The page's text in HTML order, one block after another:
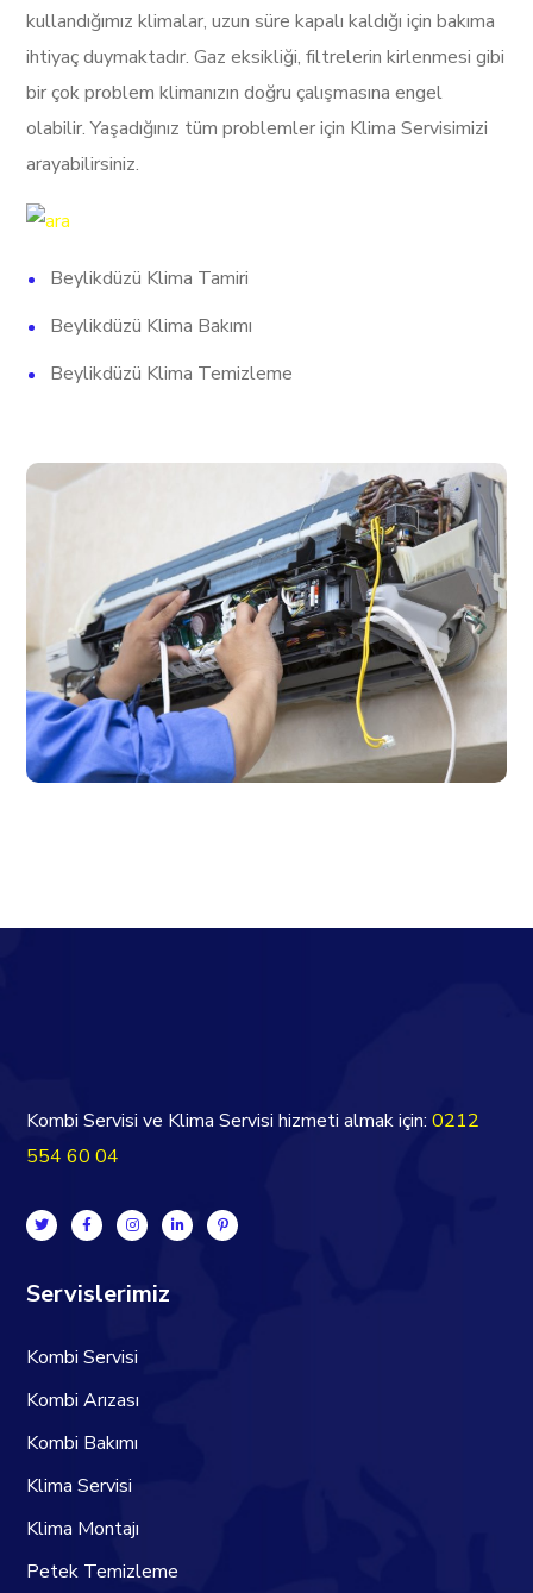
kullandığımız klimalar, uzun süre kapalı kaldığı için bakıma
ihtiyaç duymaktadır. Gaz eksikliği, filtrelerin kirlenmesi gibi
bir çok problem klimanızın doğru çalışmasına engel
olabilir. Yaşadığınız tüm problemler için Klima Servisimizi
arayabilirsiniz.
Beylikdüzü Klima Tamiri
Beylikdüzü Klima Bakımı
Beylikdüzü Klima Temizleme
Kombi Servisi ve Klima Servisi hizmeti almak için:0212
554 60 04
Servislerimiz
Kombi Servisi
Kombi Arızası
Kombi Bakımı
Klima Servisi
Klima Montajı
Petek Temizleme